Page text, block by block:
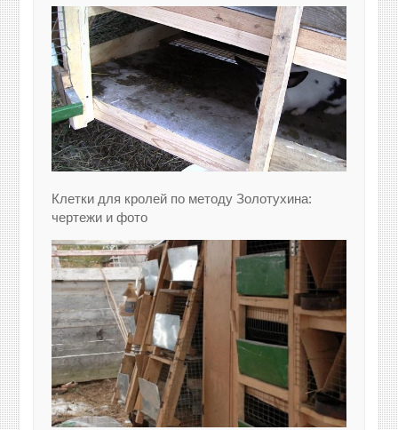
Клетки для кролей по методу Золотухина:
чертежи и фото